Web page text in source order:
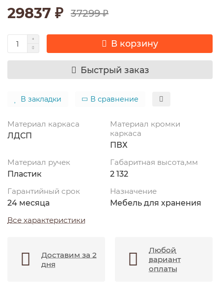
29837 ₽ 37299 ₽
В корзину
Быстрый заказ
В закладки В сравнение
Материал каркаса
ЛДСП
Материал кромки
каркаса
ПВХ
Материал ручек
Пластик
Габаритная высота,мм
2 132
Гарантийный срок
24 месяца
Назначение
Мебель для хранения
Все характеристики
Доставим за 2
дня
Любой
вариант
оплаты